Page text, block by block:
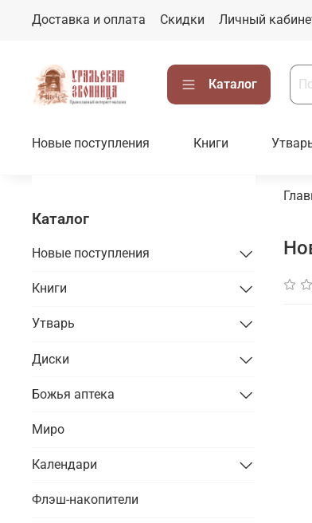
Доставка и оплата Скидки Личный
Каталог
Новые поступления Книги
Каталог
Новые поступления
Книги
Утварь
Диски
Божья аптека
Миро
Календари
Флэш-накопители